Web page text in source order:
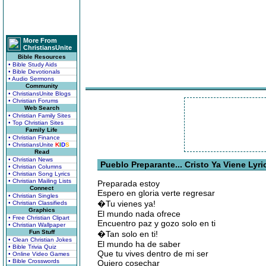
More From
ChristiansUnite
Bible Resources
• Bible Study Aids
• Bible Devotionals
• Audio Sermons
Community
• ChristiansUnite Blogs
• Christian Forums
Web Search
• Christian Family Sites
• Top Christian Sites
Family Life
• Christian Finance
• ChristiansUnite KIDS
Read
• Christian News
• Christian Columns
• Christian Song Lyrics
• Christian Mailing Lists
Connect
• Christian Singles
• Christian Classifieds
Graphics
• Free Christian Clipart
• Christian Wallpaper
Fun Stuff
• Clean Christian Jokes
• Bible Trivia Quiz
• Online Video Games
• Bible Crosswords
Pueblo Preparante... Cristo Ya Viene
Preparada estoy
Espero en gloria verte regresar
�Tu vienes ya!
El mundo nada ofrece
Encuentro paz y gozo solo en ti
�Tan solo en ti!
El mundo ha de saber
Que tu vives dentro de mi ser
Quiero cosechar